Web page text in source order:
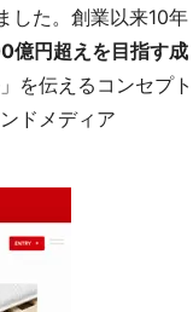
した。創業以来10年
億円超えを目指す成
を伝えるコンセプト
ドメディア